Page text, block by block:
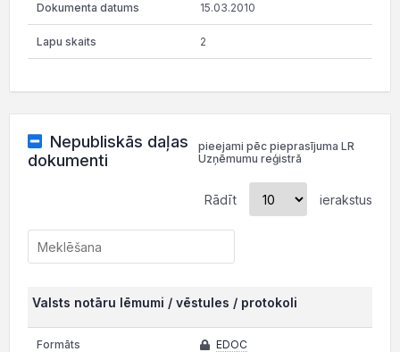
15.03.2010
2
Nepubliskās daļas
dokumenti
pieejami pēc pieprasījuma LR
Uzņēmumu reģistrā
Rādīt ierakstus
Valsts notāru lēmumi / vēstules / protokoli
EDOC